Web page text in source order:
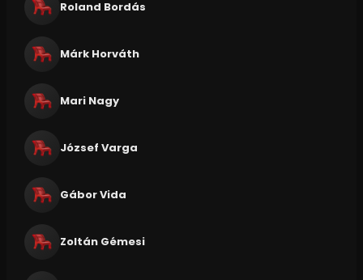
Roland Bordás
Márk Horváth
Mari Nagy
József Varga
Gábor Vida
Zoltán Gémesi